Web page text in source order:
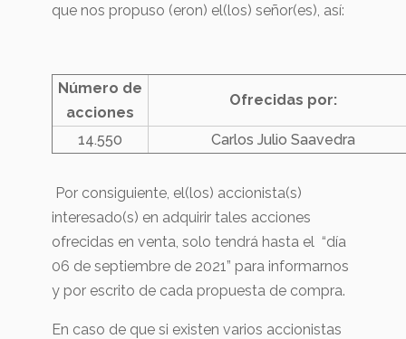
que nos propuso (eron) el(los) señor(es), así:
Número de
acciones
Ofrecidas por:
14.550 Carlos Julio Saavedra
Por consiguiente, el(los) accionista(s)
interesado(s) en adquirir tales acciones
ofrecidas en venta, solo tendrá hasta el “día
06 de septiembre de 2021” para informarnos
y por escrito de cada propuesta de compra.
En caso de que si existen varios accionistas